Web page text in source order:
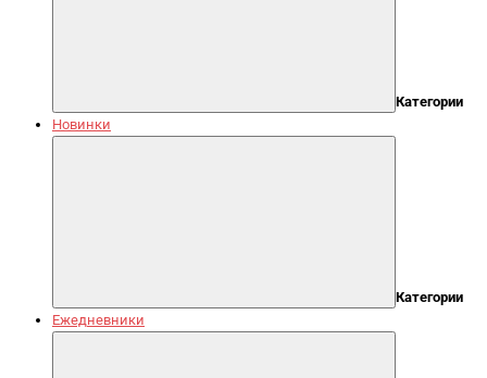
Категории
Новинки
Категории
Ежедневники